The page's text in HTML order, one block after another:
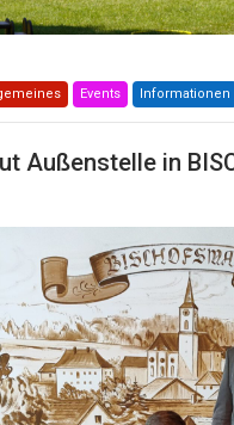
Events Informationen
Außenstelle in